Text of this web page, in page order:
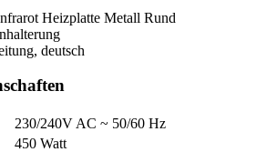
Heizplatte Metall Rund
deutsch
230/240V AC ~ 50/60 Hz
450 Watt